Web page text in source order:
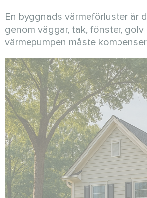
En byggnads värmeförluster är
genom väggar, tak, fönster,
värmepumpen måste